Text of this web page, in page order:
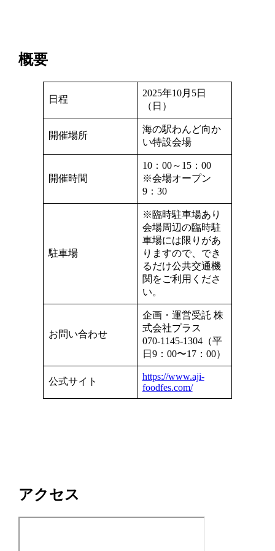
概要
日程
2025年10月5日
（日）
開催場所
海の駅わんど向か
い特設会場
開催時間
10：00～15：00
※会場オープン
9：30
駐車場
※臨時駐車場あり
会場周辺の臨時駐
車場には限りがあ
りますので、でき
るだけ公共交通機
関をご利用くださ
い。
お問い合わせ
企画・運営受託 株
式会社プラス
070-1145-1304（平
日9：00〜17：00）
公式サイト
https://www.aji-
foodfes.com/
アクセス